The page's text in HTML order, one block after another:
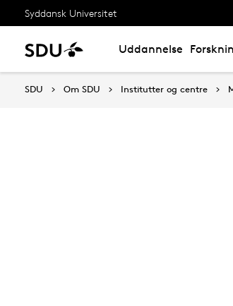
Syddansk Universitet
Uddannelse
SDU Om SDU Institutter og centre